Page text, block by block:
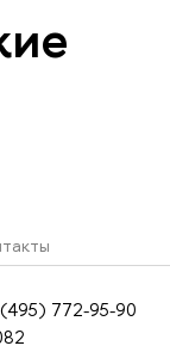
772-95-90